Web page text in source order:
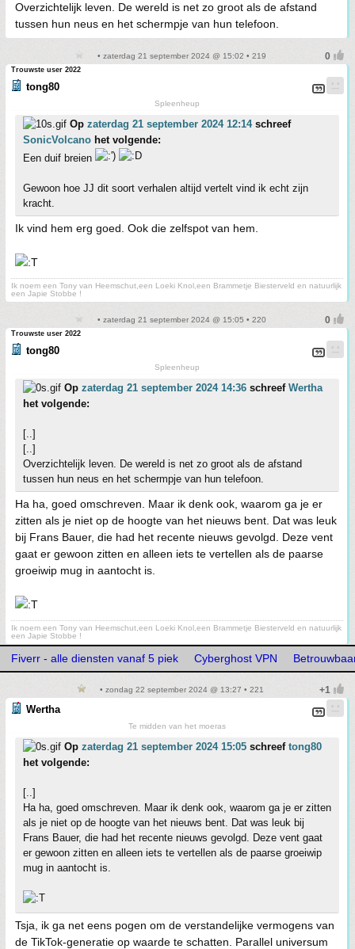
Overzichtelijk leven. De wereld is net zo groot als de afstand
tussen hun neus en het schermpje van hun telefoon.
• zaterdag 21 september 2024 @ 15:02 • 219
Trouwste user 2022
tong80
Spleenheup
Op zaterdag 21 september 2024 12:14schreef
SonicVolcano het volgende:
Een duif breien
Gewoon hoe JJ dit soort verhalen altijd vertelt vind ik echt zijn
kracht.
Ik vind hem erg goed. Ook die zelfspot van hem.
Ik noem een Tony van Heemschut,een Loeki Knol,een Brammetje Biesterveld en natuurlijk
een Japie Stobbe !
• zaterdag 21 september 2024 @ 15:05 • 220
Trouwste user 2022
tong80
Spleenheup
Op zaterdag 21 september 2024 14:36 schreef Wertha
het volgende:
[..]
[..]
Overzichtelijk leven. De wereld is net zo groot als de afstand
tussen hun neus en het schermpje van hun telefoon.
Ha ha, goed omschreven. Maar ik denk ook, waarom ga je er
zitten als je niet op de hoogte van het nieuws bent. Dat was leuk
bij Frans Bauer, die had het recente nieuws gevolgd. Deze vent
gaat er gewoon zitten en alleen iets te vertellen als de paarse
groeiwip mug in aantocht is.
Ik noem een Tony van Heemschut,een Loeki Knol,een Brammetje Biesterveld en natuurlijk
een Japie Stobbe !
Fiverr - alle diensten vanaf 5 piek Cyberghost VPN
• zondag 22 september 2024 @ 13:27 • 221
Wertha
Te midden van het moeras
Op zaterdag 21 september 2024 15:05 schreef tong80
het volgende:
[..]
Ha ha, goed omschreven. Maar ik denk ook, waarom ga je er zitten
als je niet op de hoogte van het nieuws bent. Dat was leuk bij
Frans Bauer, die had het recente nieuws gevolgd. Deze vent gaat
er gewoon zitten en alleen iets te vertellen als de paarse groeiwip
mug in aantocht is.
Tsja, ik ga net eens pogen om de verstandelijke vermogens van
de TikTok-generatie op waarde te schatten. Parallel universum